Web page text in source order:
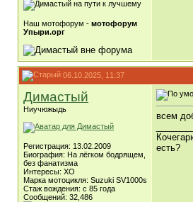
Наш мотофорум - мотофорум
Упыри.орг
06.10.2025, 11:37
Димастый
Ниучюжыдь
Регистрация: 13.02.2009
Биография: На лёгком бодрящем,
без фанатизма
Интересы: ХО
Марка мотоцикля: Suzuki SV1000s
Стаж вождения: с 85 года
Сообщений: 32,486
всем
есть?